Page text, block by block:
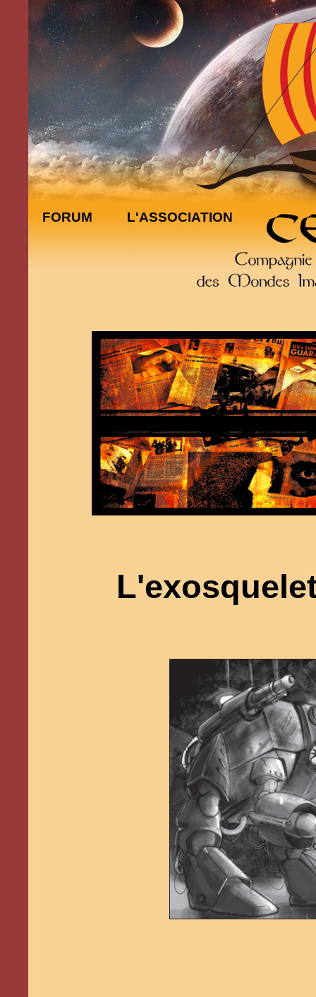
FORUM L'ASSOCIATION